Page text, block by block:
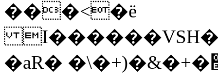
���<�ë
�aR� �\�+)�&�+�׭:R�d ���O~�-